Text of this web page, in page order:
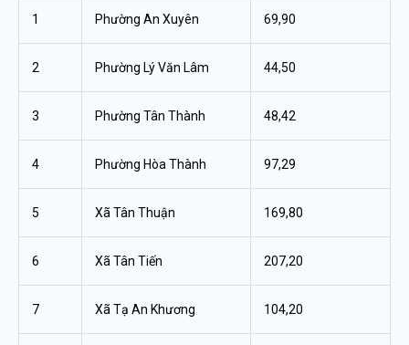
1 Phường An Xuyên 69,90
2 Phường Lý Văn Lâm 44,50
3 Phường Tân Thành 48,42
4 Phường Hòa Thành 97,29
5 Xã Tân Thuận 169,80
6 Xã Tân Tiến 207,20
7 Xã Tạ An Khương 104,20